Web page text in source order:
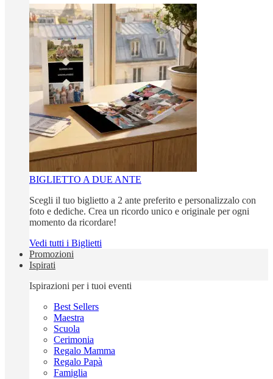
BIGLIETTO A DUE ANTE
Scegli il tuo biglietto a 2 ante preferito e personalizzalo con
foto e dediche. Crea un ricordo unico e originale per ogni
momento da ricordare!
Vedi tutti i Biglietti
Promozioni
Ispirati
Ispirazioni per i tuoi eventi
Best Sellers
Maestra
Scuola
Cerimonia
Regalo Mamma
Regalo Papà
Famiglia